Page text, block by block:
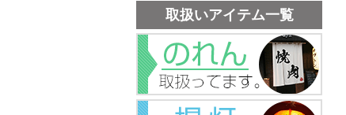
取扱いアイテム一覧